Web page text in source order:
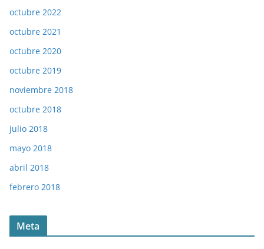
octubre 2022
octubre 2021
octubre 2020
octubre 2019
noviembre 2018
octubre 2018
julio 2018
mayo 2018
abril 2018
febrero 2018
Meta